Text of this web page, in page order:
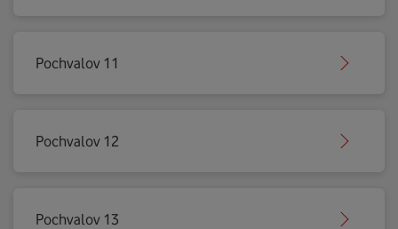
Pochvalov 11
Pochvalov 12
Pochvalov 13